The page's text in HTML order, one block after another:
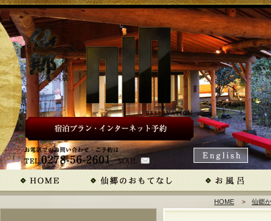
HOME 仙郷